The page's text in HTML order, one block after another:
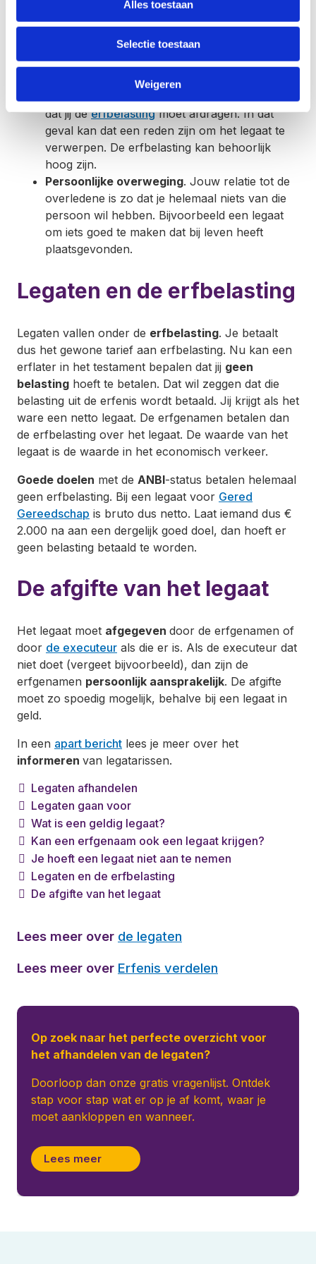
Alles toestaan
Selectie toestaan
Weigeren
Legaat onder last. Het legaat bevat een
verplichting. Bijvoorbeeld je ontvangt een hond
en € 2.000 euro om voor de hond te zorgen.
Je wil die verplichting niet dat je de hond krijgt.
Fiscale motieven. Een legaat kan vrij van
dat jij deerfbelastingmoet afdragen. In dat
geval kan dat een reden zijn om het legaat te
verwerpen. De erfbelasting kan behoorlijk
hoog zijn.
Persoonlijke overweging. Jouw relatie tot de
overledene is zo dat je helemaal niets van die
persoon wil hebben. Bijvoorbeeld een legaat
om iets goed te maken dat bij leven heeft
plaatsgevonden.
Legaten en de erfbelasting
Legaten vallen onder de erfbelasting. Je betaalt
dus het gewone tarief aan erfbelasting. Nu kan een
erflater in het testament bepalen dat jij geen
belasting hoeft te betalen. Dat wil zeggen dat die
belasting uit de erfenis wordt betaald. Jij krijgt als het
ware een netto legaat. De erfgenamen betalen dan
de erfbelasting over het legaat. De waarde van het
legaat is de waarde in het economisch verkeer.
Goede doelen met de ANBI-status betalen helemaal
geen erfbelasting. Bij een legaat voor Gered
Gereedschap is bruto dus netto. Laat iemand dus €
2.000 na aan een dergelijk goed doel, dan hoeft er
geen belasting betaald te worden.
De afgifte van het legaat
Het legaat moet afgegeven door de erfgenamen of
door de executeur als die er is. Als de executeur dat
niet doet (vergeet bijvoorbeeld), dan zijn de
erfgenamen persoonlijk aansprakelijk. De afgifte
moet zo spoedig mogelijk, behalve bij een legaat in
geld.
In een apart bericht lees je meer over het
informeren van legatarissen.
Legaten afhandelen
Legaten gaan voor
Wat is een geldig legaat?
Kan een erfgenaam ook een legaat krijgen?
Je hoeft een legaat niet aan te nemen
Legaten en de erfbelasting
De afgifte van het legaat
Lees meer over de legaten
Lees meer over Erfenis verdelen
Op zoek naar het perfecte overzicht voor
het afhandelen van de legaten?
Doorloop dan onze gratis vragenlijst. Ontdek
stap voor stap wat er op je af komt, waar je
moet aankloppen en wanneer.
Lees meer